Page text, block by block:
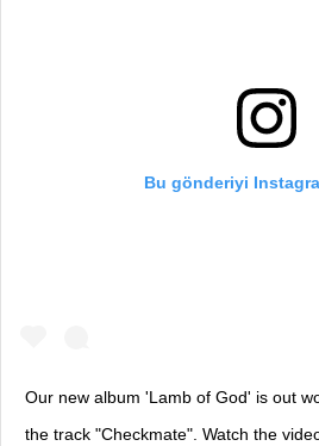
Bu gönderiyi
Our new album 'Lamb of God' is out
the track "Checkmate". Watch the